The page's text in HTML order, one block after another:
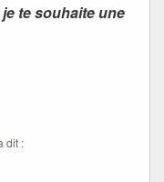
te souhaite une
dit :